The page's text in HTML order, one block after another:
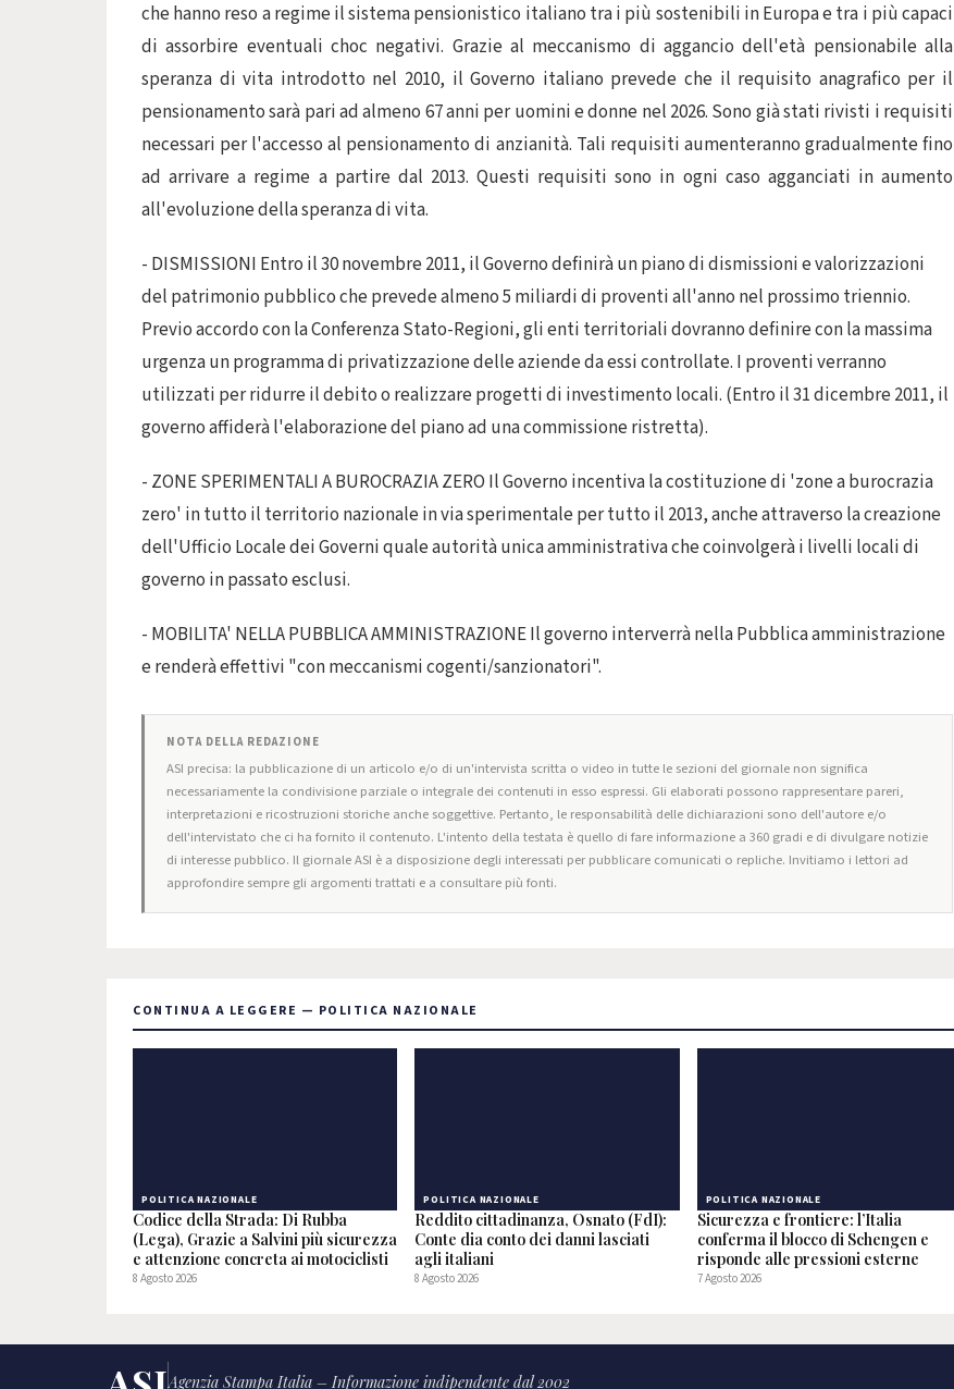
che hanno reso a regime il sistema pensionistico italiano tra i più sostenibili in Europa e tra i più capaci
di assorbire eventuali choc negativi. Grazie al meccanismo di aggancio dell'età pensionabile alla
speranza di vita introdotto nel 2010, il Governo italiano prevede che il requisito anagrafico per il
pensionamento sarà pari ad almeno 67 anni per uomini e donne nel 2026. Sono già stati rivisti i requisiti
necessari per l'accesso al pensionamento di anzianità. Tali requisiti aumenteranno gradualmente fino
ad arrivare a regime a partire dal 2013. Questi requisiti sono in ogni caso agganciati in aumento
all'evoluzione della speranza di vita.
- DISMISSIONI Entro il 30 novembre 2011, il Governo definirà un piano di dismissioni e valorizzazioni
del patrimonio pubblico che prevede almeno 5 miliardi di proventi all'anno nel prossimo triennio.
Previo accordo con la Conferenza Stato-Regioni, gli enti territoriali dovranno definire con la massima
urgenza un programma di privatizzazione delle aziende da essi controllate. I proventi verranno
utilizzati per ridurre il debito o realizzare progetti di investimento locali. (Entro il 31 dicembre 2011, il
governo affiderà l'elaborazione del piano ad una commissione ristretta).
- ZONE SPERIMENTALI A BUROCRAZIA ZERO Il Governo incentiva la costituzione di 'zone a burocrazia
zero' in tutto il territorio nazionale in via sperimentale per tutto il 2013, anche attraverso la creazione
dell'Ufficio Locale dei Governi quale autorità unica amministrativa che coinvolgerà i livelli locali di
governo in passato esclusi.
- MOBILITA' NELLA PUBBLICA AMMINISTRAZIONE Il governo interverrà nella Pubblica amministrazione
e renderà effettivi "con meccanismi cogenti/sanzionatori".
NOTA DELLA REDAZIONE
ASI precisa: la pubblicazione di un articolo e/o di un'intervista scritta o video in tutte le sezioni del giornale non significa
necessariamente la condivisione parziale o integrale dei contenuti in esso espressi. Gli elaborati possono rappresentare pareri,
interpretazioni e ricostruzioni storiche anche soggettive. Pertanto, le responsabilità delle dichiarazioni sono dell'autore e/o
dell'intervistato che ci ha fornito il contenuto. L'intento della testata è quello di fare informazione a 360 gradi e di divulgare notizie
di interesse pubblico. Il giornale ASI è a disposizione degli interessati per pubblicare comunicati o repliche. Invitiamo i lettori ad
approfondire sempre gli argomenti trattati e a consultare più fonti.
CONTINUA A LEGGERE — POLITICA NAZIONALE
POLITICA NAZIONALE
Codice della Strada: Di Rubba
(Lega), Grazie a Salvini più sicurezza
e attenzione concreta ai motociclisti
8 Agosto 2026
POLITICA NAZIONALE
Reddito cittadinanza, Osnato (FdI):
Conte dia conto dei danni lasciati
agli italiani
8 Agosto 2026
POLITICA NAZIONALE
Sicurezza e frontiere: l’Italia
conferma il blocco di Schengen e
risponde alle pressioni esterne
7 Agosto 2026
Agenzia Stampa Italia – Informazione indipendente dal 2002